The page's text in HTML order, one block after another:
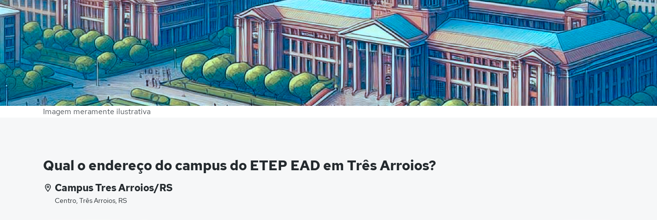
Imagem meramente ilustrativa
Qual o endereço do campus do ETEP EAD em Três Arroios?
Campus Tres Arroios/RS
Centro, Três Arroios, RS